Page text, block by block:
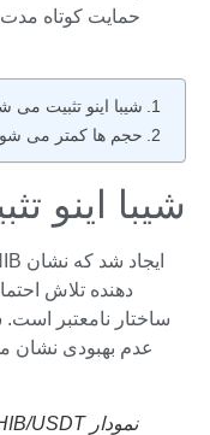
حمایت کوتاه مدت
شیبا اینو تثبیت می
حجم ها کمتر می
شیبا اینو
دهنده تلاش
ساختار نامعتبر
عدم بهبودی نشان
نمودار SHIB/USDT از TradingView